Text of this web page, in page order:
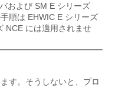
および SM E シリーズ
順は EHWIC E シリーズ
NCE には適用されませ
す。そうしないと、プロ